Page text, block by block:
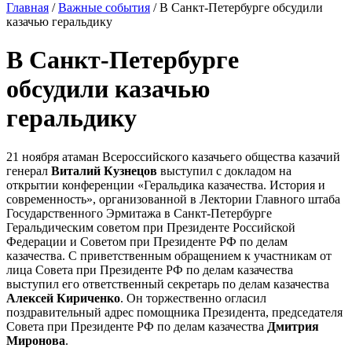
Главная / Важные события / В Санкт-Петербурге обсудили
казачью геральдику
В Санкт-Петербурге
обсудили казачью
геральдику
21 ноября атаман Всероссийского казачьего общества казачий
генерал Виталий Кузнецов выступил с докладом на
открытии конференции «Геральдика казачества. История и
современность», организованной в Лектории Главного штаба
Государственного Эрмитажа в Санкт-Петербурге
Геральдическим советом при Президенте Российской
Федерации и Советом при Президенте РФ по делам
казачества. С приветственным обращением к участникам от
лица Совета при Президенте РФ по делам казачества
выступил его ответственный секретарь по делам казачества
Алексей Кириченко. Он торжественно огласил
поздравительный адрес помощника Президента, председателя
Совета при Президенте РФ по делам казачества Дмитрия
Миронова.